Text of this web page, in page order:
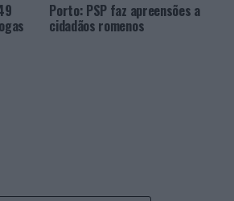
Porto: PSP faz apreensões a
cidadãos romenos